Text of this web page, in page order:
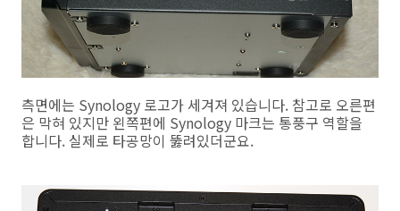
측면에는 Synology 로고가 세겨져 있습니다. 참고로 오른편
은 막혀 있지만 왼쪽편에 Synology 마크는 통풍구 역할을
합니다. 실제로 타공망이 뚫려있더군요.